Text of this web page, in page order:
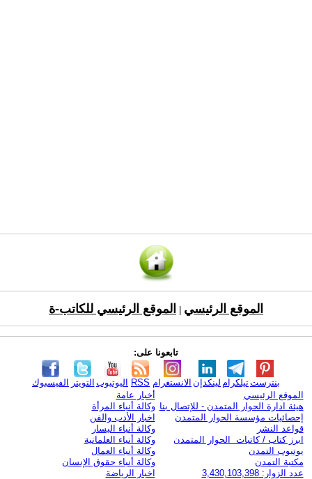
الموقع الرئيسي الموقع الرئيسي للكاتب-ة
تابعونا على:
الفيسبوك التويتر اليوتيوب RSS الانستغرام لينكدإن تيلكرامبنترست
الموقع الرئيسي
هيئة ادارة الحوار المتمدن - للإتصال بنا
إحصائيات مؤسسة الحوار المتمدن
قواعد النشر
ابرز كتاب / كاتبات الحوار المتمدن
يوتيوب التمدن
مكتبة التمدن
عدد الزوار: 3,430,103,398
أخبار عامة
وكالة أنباء المرأة
اخبار الأدب والفن
وكالة أنباء اليسار
وكالة أنباء العلمانية
وكالة أنباء العمال
وكالة أنباء حقوق الإنسان
اخبار الرياضة